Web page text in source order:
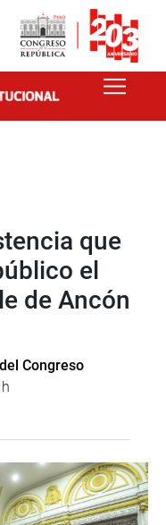
que
el
de Ancón
Congreso